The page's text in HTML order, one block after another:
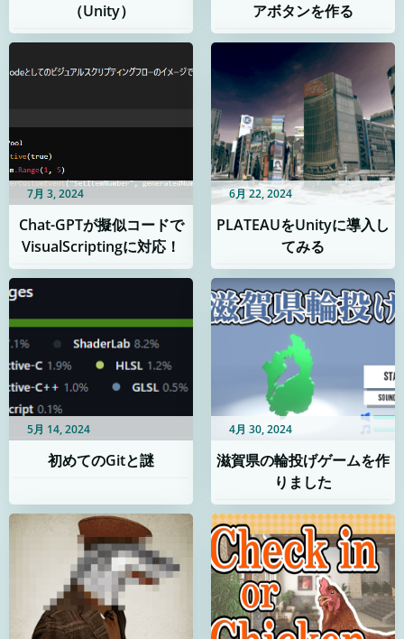
（Unity）
アボタンを作る
7月 3, 2024
Chat-GPTが擬似コードで
VisualScriptingに対応！
6月 22, 2024
PLATEAUをUnityに導入し
てみる
5月 14, 2024
初めてのGitと謎
4月 30, 2024
滋賀県の輪投げゲームを作
りました